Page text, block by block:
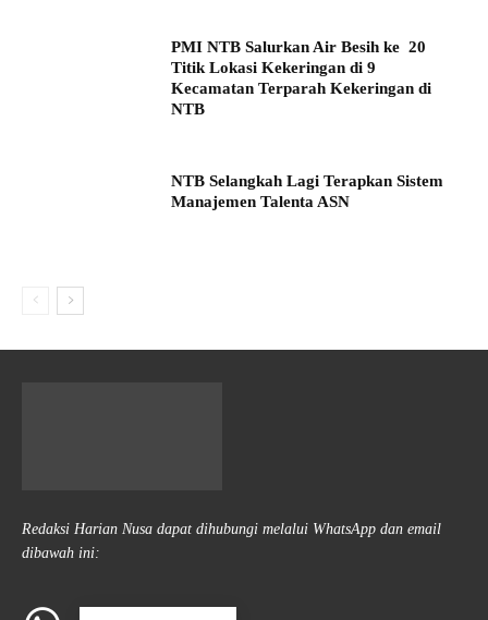
PMI NTB Salurkan Air Besih ke 20
Titik Lokasi Kekeringan di 9
Kecamatan Terparah Kekeringan di
NTB
NTB Selangkah Lagi Terapkan Sistem
Manajemen Talenta ASN
Redaksi Harian Nusa dapat dihubungi melalui WhatsApp dan email
dibawah ini: